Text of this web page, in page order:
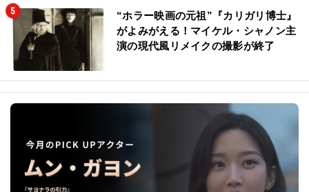
“ホラー映画の元祖”『カリガリ博士』
がよみがえる！マイケル・シャノン主
演の現代風リメイクの撮影が終了